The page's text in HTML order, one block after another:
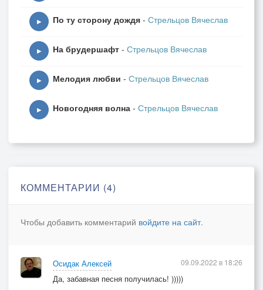
▶ По ту сторону дождя - Стрельцов Вячеслав
▶ На брудершафт - Стрельцов Вячеслав
▶ Мелодия любви - Стрельцов Вячеслав
▶ Новогодняя волна - Стрельцов Вячеслав
КОММЕНТАРИИ (4)
Чтобы добавить комментарий войдите на сайт.
Осидак Алексей
Да, забавная песня получилась! )))))
09.09.2022 в 18:26